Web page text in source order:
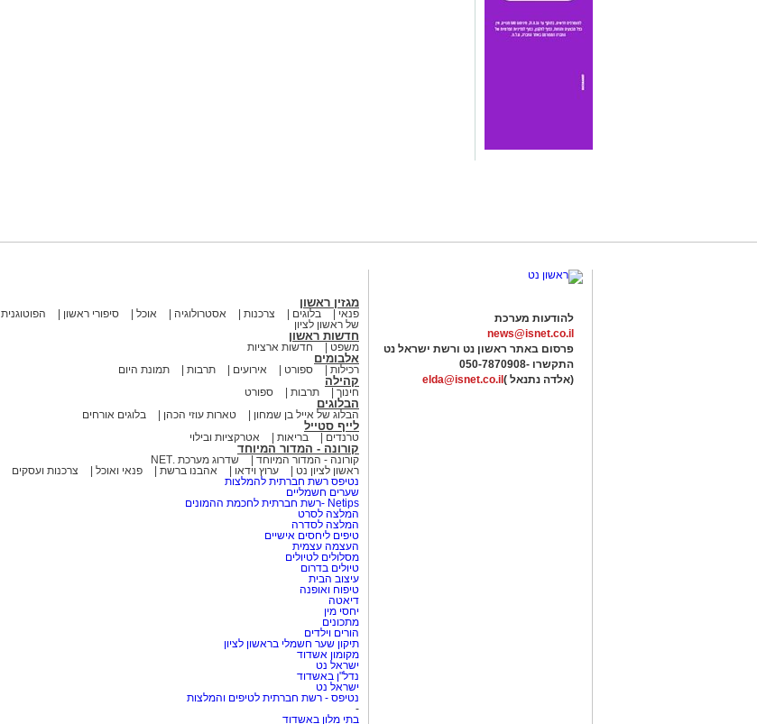
להודעות מערכת
news@isnet.co.il
פרסום באתר ראשון נט ורשת ישראל נט
התקשרו -050-7870908
(אלדה נתנאל ) elda@isnet.co.il
מגזין ראשון
פנאי בלוגים צרכנות אסטרולוגיה אוכל סיפורי ראשון
הפוטוגנית
של ראשון לציון
חדשות ראשון
משפט חדשות ארציות
אלבומים
רכילות ספורט אירועים תרבות תמונת היום
קהילה
חינוך תרבות ספורט
הבלוגים
הבלוג של אייל בן שמחון טארות עוזי הכהן בלוגים אורחים
לייף סטייל
טרנדים בריאות אטרקציות ובילוי
קורונה - המדור המיוחד
קורונה - המדור המיוחד
שדרוג מערכת .NET
ראשון לציון נט
ערוץ וידאו אהבנו ברשת פנאי ואוכל
צרכנות ועסקים
נטיפס רשת חברתית להמלצות
שערים חשמליים
Netips -רשת חברתית לחכמת ההמונים
המלצה לסרט
המלצה לסדרה
טיפים ליחסים אישיים
העצמה עצמית
מסלולים לטיולים
טיולים בדרום
עיצוב הבית
טיפוח ואופנה
דיאטה
יחסי מין
מתכונים
הורים וילדים
תיקון שער חשמלי בראשון לציון
מקומון אשדוד
ישראל נט
נדל"ן באשדוד
ישראל נט
נטיפס - רשת חברתית לטיפים והמלצות
-
בתי מלון באשדוד